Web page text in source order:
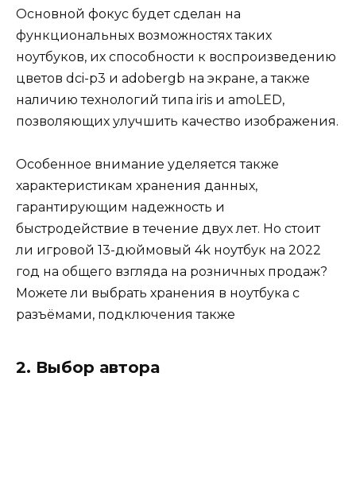
Основной фокус будет сделан на
функциональных возможностях таких
ноутбуков, их способности к воспроизведению
цветов dci-p3 и adobergb на экране, а также
наличию технологий типа iris и amoLED,
позволяющих улучшить качество изображения.
Особенное внимание уделяется также
характеристикам хранения данных,
гарантирующим надежность и
быстродействие в течение двух лет. Но стоит
ли игровой 13-дюймовый 4k ноутбук на 2022
год на общего взгляда на розничных продаж?
Можете ли выбрать хранения в ноутбука с
разъёмами, подключения также
2. Выбор автора